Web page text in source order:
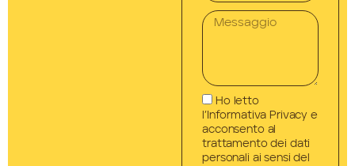
Ho letto
l’Informativa Privacy e
acconsento al
trattamento dei dati
personali ai sensi del